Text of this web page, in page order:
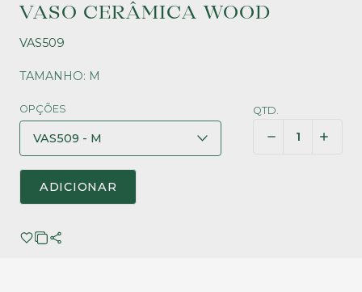
VASO CERÂMICA WOOD
VAS509
TAMANHO: M
OPÇÕES QTD.
ADICIONAR